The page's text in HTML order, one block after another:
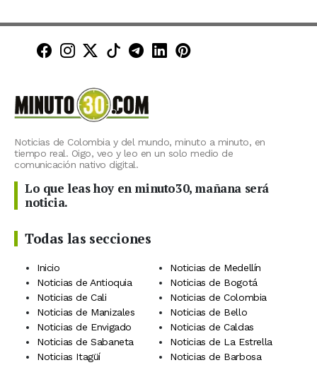
Minuto30 en Facebook
Minuto30 en Instagram
Minuto30 en X (Twitter)
Minuto30 en TikTok
Canal de Minuto30 en
Minuto30 en LinkedIn
Minuto30 en
Noticias de Colombia y del mundo, minuto a minuto, en
tiempo real. Oigo, veo y leo en un solo medio de
comunicación nativo digital.
Lo que leas hoy en minuto30, mañana será
noticia.
Todas las secciones
Inicio
Noticias de Medellín
Noticias de Antioquia
Noticias de Bogotá
Noticias de Cali
Noticias de Colombia
Noticias de Manizales
Noticias de Bello
Noticias de Envigado
Noticias de Caldas
Noticias de Sabaneta
Noticias de La Estrella
Noticias Itagüí
Noticias de Barbosa